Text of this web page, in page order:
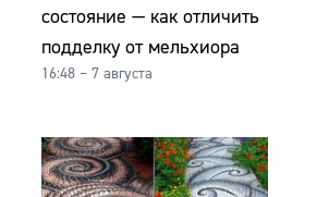
состояние — как отличить
подделку от мельхиора
16:48 – 7 августа